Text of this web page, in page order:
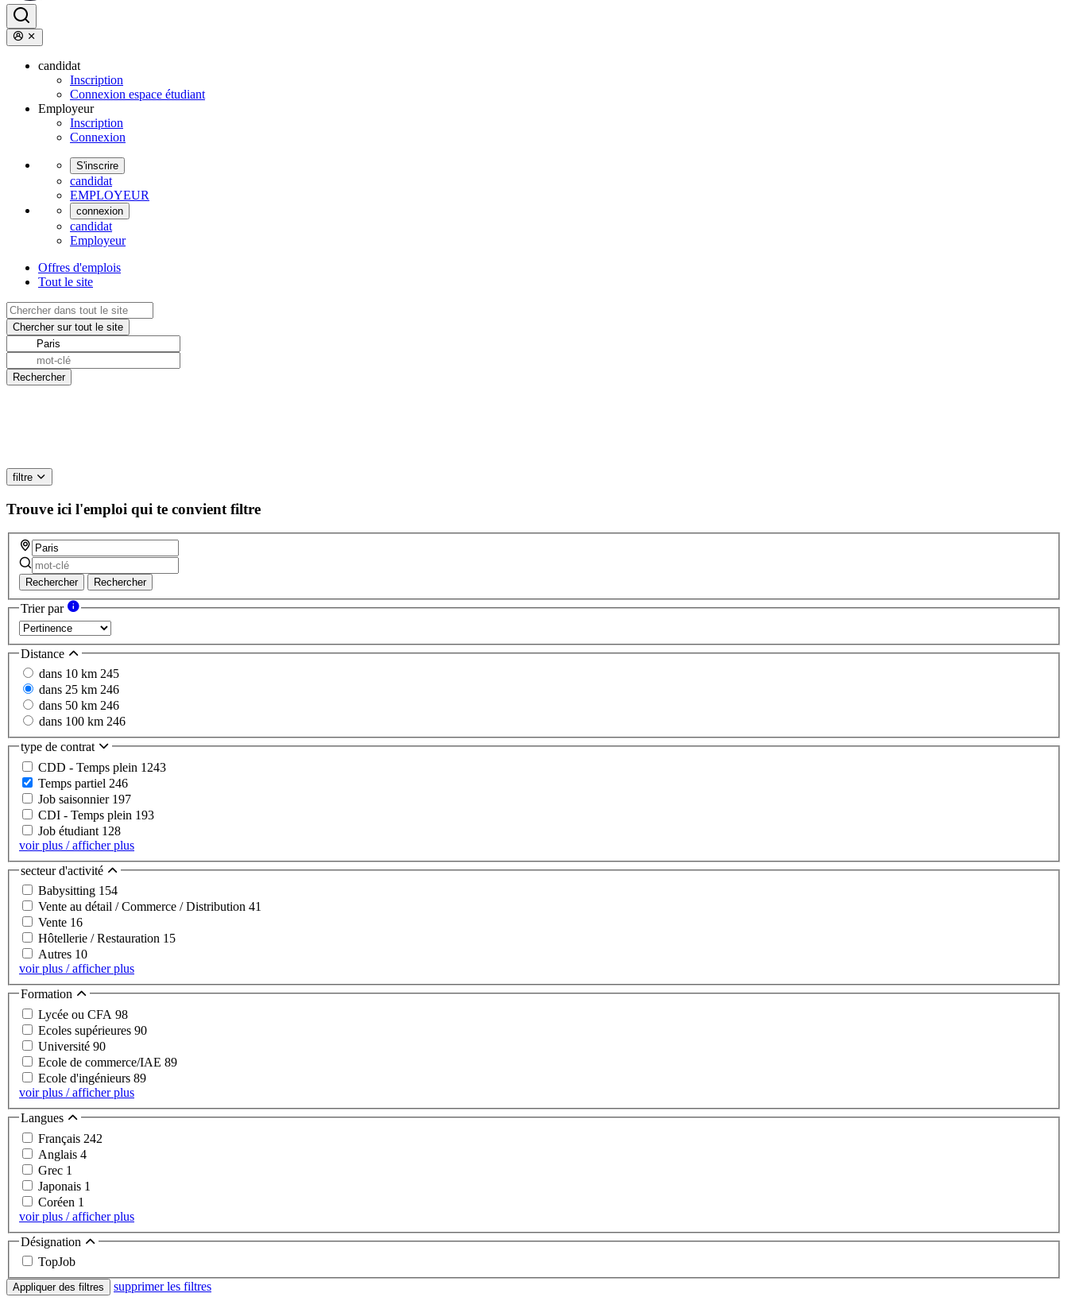
candidat
Inscription
Connexion espace étudiant
Employeur
Inscription
Connexion
S'inscrire
candidat
EMPLOYEUR
connexion
candidat
Employeur
Offres d'emplois
Tout le site
filtre
Trouve ici l'emploi qui te convient filtre
Rechercher Rechercher
Trier par
Distance
dans 10 km 245
dans 25 km 246
dans 50 km 246
dans 100 km 246
type de contrat
CDD - Temps plein 1243
Temps partiel 246
Job saisonnier 197
CDI - Temps plein 193
Job étudiant 128
voir plus / afficher plus
secteur d'activité
Babysitting 154
Vente au détail / Commerce / Distribution 41
Vente 16
Hôtellerie / Restauration 15
Autres 10
voir plus / afficher plus
Formation
Lycée ou CFA 98
Ecoles supérieures 90
Université 90
Ecole de commerce/IAE 89
Ecole d'ingénieurs 89
voir plus / afficher plus
Langues
Français 242
Anglais 4
Grec 1
Japonais 1
Coréen 1
voir plus / afficher plus
Désignation
TopJob
Appliquer des filtres supprimer les filtres